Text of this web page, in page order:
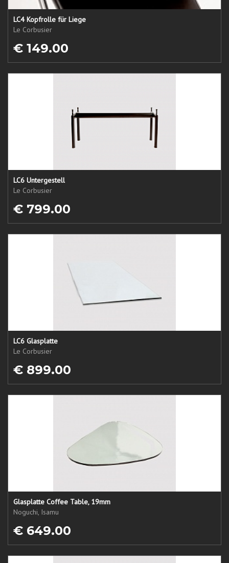
LC4 Kopfrolle für Liege
Le Corbusier
€ 149.00
LC6 Untergestell
Le Corbusier
€ 799.00
LC6 Glasplatte
Le Corbusier
€ 899.00
Glasplatte Coffee Table, 19mm
Noguchi, Isamu
€ 649.00